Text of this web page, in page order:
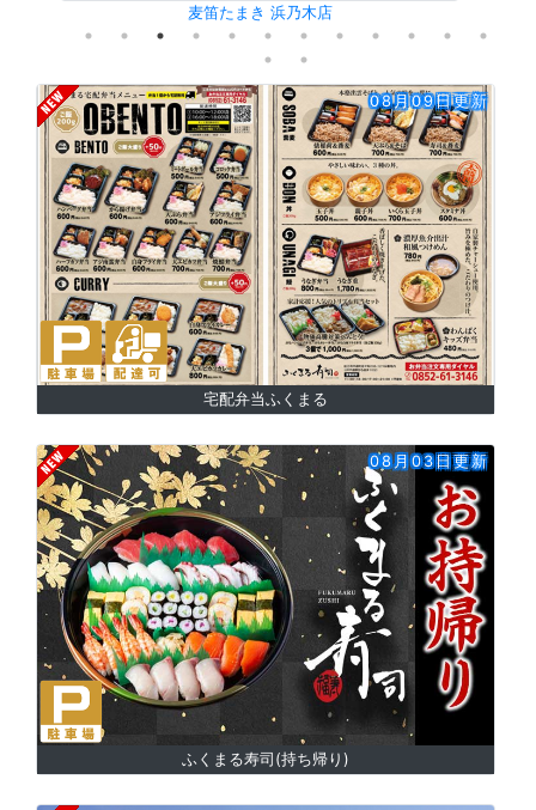
麦笛たまき 浜乃木店
08月09日更新
宅配弁当ふくまる
08月03日更新
ふくまる寿司(持ち帰り)